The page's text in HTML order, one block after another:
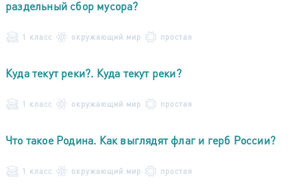
раздельный сбор мусора?
1 класс окружающий мир простая
Куда текут реки?. Куда текут реки?
1 класс окружающий мир простая
Что такое Родина. Как выглядят флаг и герб России?
1 класс окружающий мир простая